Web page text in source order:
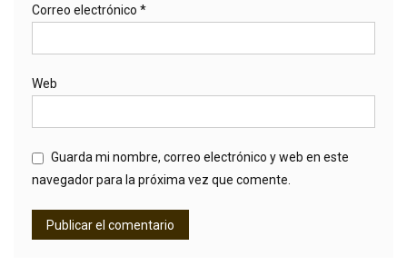
Correo electrónico *
Web
Guarda mi nombre, correo electrónico y web en este
navegador para la próxima vez que comente.